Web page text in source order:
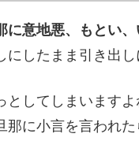
意地悪、もとい
したまま引き出し
してしまいます
那に小言を言われ